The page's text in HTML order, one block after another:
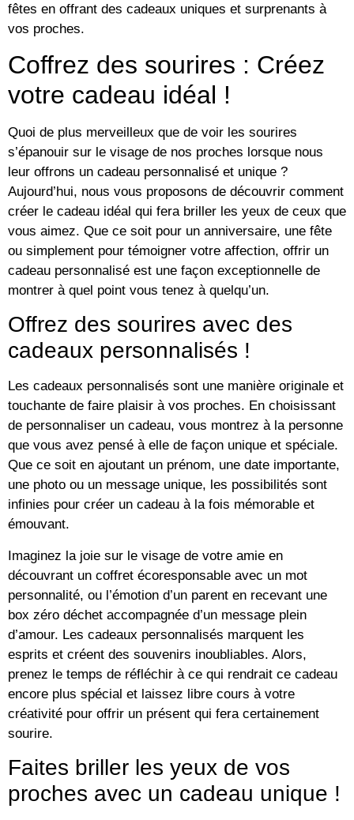
fêtes en offrant des cadeaux uniques et surprenants à
vos proches.
Coffrez des sourires : Créez
votre cadeau idéal !
Quoi de plus merveilleux que de voir les sourires
s’épanouir sur le visage de nos proches lorsque nous
leur offrons un cadeau personnalisé et unique ?
Aujourd’hui, nous vous proposons de découvrir comment
créer le cadeau idéal qui fera briller les yeux de ceux que
vous aimez. Que ce soit pour un anniversaire, une fête
ou simplement pour témoigner votre affection, offrir un
cadeau personnalisé est une façon exceptionnelle de
montrer à quel point vous tenez à quelqu’un.
Offrez des sourires avec des
cadeaux personnalisés !
Les cadeaux personnalisés sont une manière originale et
touchante de faire plaisir à vos proches. En choisissant
de personnaliser un cadeau, vous montrez à la personne
que vous avez pensé à elle de façon unique et spéciale.
Que ce soit en ajoutant un prénom, une date importante,
une photo ou un message unique, les possibilités sont
infinies pour créer un cadeau à la fois mémorable et
émouvant.
Imaginez la joie sur le visage de votre amie en
découvrant un coffret écoresponsable avec un mot
personnalité, ou l’émotion d’un parent en recevant une
box zéro déchet accompagnée d’un message plein
d’amour. Les cadeaux personnalisés marquent les
esprits et créent des souvenirs inoubliables. Alors,
prenez le temps de réfléchir à ce qui rendrait ce cadeau
encore plus spécial et laissez libre cours à votre
créativité pour offrir un présent qui fera certainement
sourire.
Faites briller les yeux de vos
proches avec un cadeau unique !